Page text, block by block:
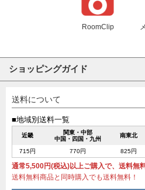
RoomClip
ショッピングガイド
送料について
■地域別送料一覧
近畿
関東・中部
中国・四国・九州
南東北
715円 770円 825円
通常5,500円(税込)以上ご購入で、送料無
送料無料商品と同時購入でも送料無料！